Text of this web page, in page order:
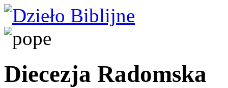
Diecezja Radomska